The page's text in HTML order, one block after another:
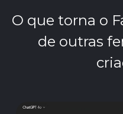
O que torna o
de outras